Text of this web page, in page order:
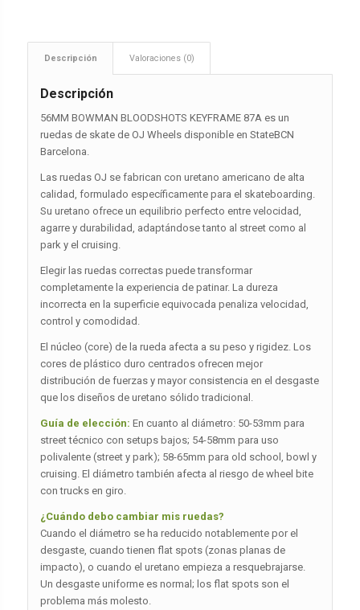
Descripción Valoraciones (0)
Descripción
56MM BOWMAN BLOODSHOTS KEYFRAME 87A es un
ruedas de skate de OJ Wheels disponible en StateBCN
Barcelona.
Las ruedas OJ se fabrican con uretano americano de alta
calidad, formulado específicamente para el skateboarding.
Su uretano ofrece un equilibrio perfecto entre velocidad,
agarre y durabilidad, adaptándose tanto al street como al
park y el cruising.
Elegir las ruedas correctas puede transformar
completamente la experiencia de patinar. La dureza
incorrecta en la superficie equivocada penaliza velocidad,
control y comodidad.
El núcleo (core) de la rueda afecta a su peso y rigidez. Los
cores de plástico duro centrados ofrecen mejor
distribución de fuerzas y mayor consistencia en el desgaste
que los diseños de uretano sólido tradicional.
Guía de elección: En cuanto al diámetro: 50-53mm para
street técnico con setups bajos; 54-58mm para uso
polivalente (street y park); 58-65mm para old school, bowl y
cruising. El diámetro también afecta al riesgo de wheel bite
con trucks en giro.
¿Cuándo debo cambiar mis ruedas?
Cuando el diámetro se ha reducido notablemente por el
desgaste, cuando tienen flat spots (zonas planas de
impacto), o cuando el uretano empieza a resquebrajarse.
Un desgaste uniforme es normal; los flat spots son el
problema más molesto.